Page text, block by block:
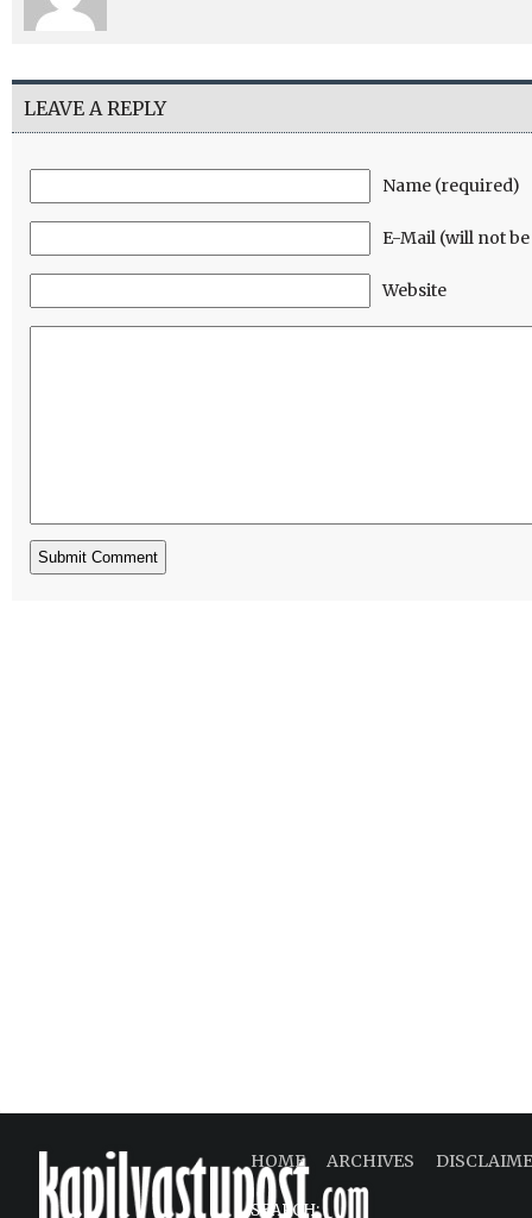
LEAVE A REPLY
Name (required)
E-Mail (will not
Website
HOME ARCHIVES
SEARCH: